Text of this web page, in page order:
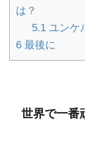
は？
5.1ユンケ
6 最後に
世界で一番